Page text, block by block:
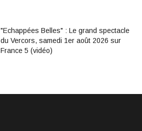
"Echappées Belles" : Le grand spectacle
du Vercors, samedi 1er août 2026 sur
France 5 (vidéo)